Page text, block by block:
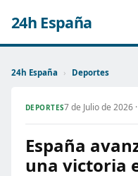
24h España
24h España › Deportes
DEPORTES7 de Julio de 2026
España
una victoria